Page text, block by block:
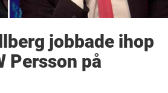
jobbade ihop
Persson på